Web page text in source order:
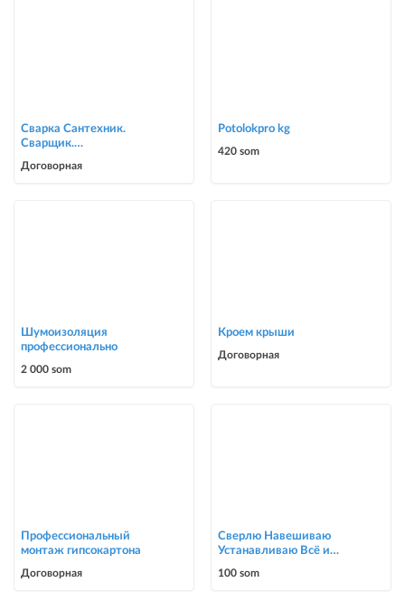
Сварка Сантехник.
Сварщик.
сварочные работы в Биш
Договорная
Potolokpro kg
420 som
Шумоизоляция
профессионально
2 000 som
Кроем крыши
Договорная
Профессиональный
монтаж гипсокартона
Договорная
Сверлю Навешиваю
Устанавливаю Всё и
100 som